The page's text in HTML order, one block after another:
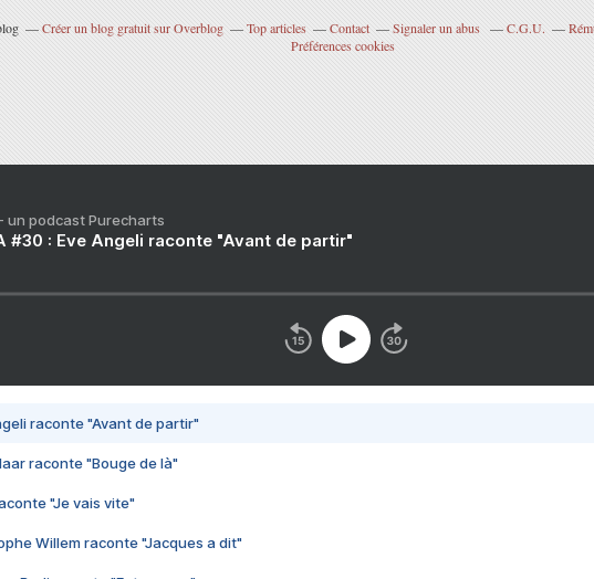
Créer un blog gratuit sur Overblog Top articles Contact Signaler un abus C.G.U.
Préférences cookies
- un podcast Purecharts
#30 : Eve Angeli raconte "Avant de partir"
raconte "Avant de partir"
raconte "Bouge de là"
"Je vais vite"
Willem raconte "Jacques a dit"